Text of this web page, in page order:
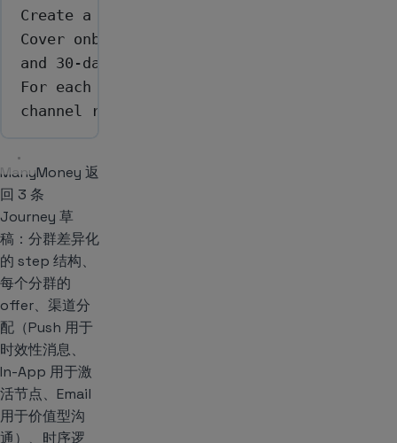
Create a 3-journey lifecycle strategy for
Cover onboarding (day 1–7) for new users,
and 30-day re-engagement for dormant
For each journey, recommend the step
channel routing, and timing logic.
ManyMoney 返
回 3 条
Journey 草
稿：分群差异化
的 step 结构、
每个分群的
offer、渠道分
配（Push 用于
时效性消息、
In-App 用于激
活节点、Email
用于价值型沟
通）、时序逻